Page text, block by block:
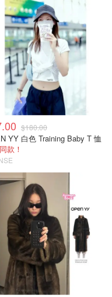
$180.00
YY 白色 Training Baby T 恤
款！